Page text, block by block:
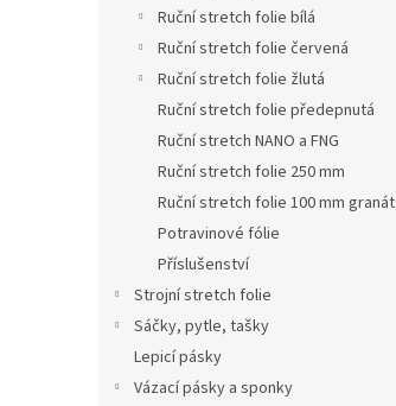
Ruční stretch folie bílá
Ruční stretch folie červená
Ruční stretch folie žlutá
Ruční stretch folie předepnutá
Ruční stretch NANO a FNG
Ruční stretch folie 250 mm
Ruční stretch folie 100 mm granát
Potravinové fólie
Příslušenství
Strojní stretch folie
Sáčky, pytle, tašky
Lepicí pásky
Vázací pásky a sponky